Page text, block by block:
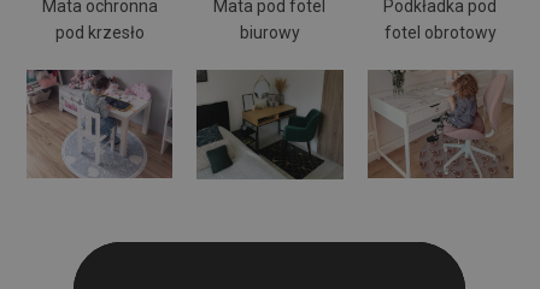
Mata ochronna
pod krzesło
Mata pod fotel
biurowy
Podkładka pod
fotel obrotowy